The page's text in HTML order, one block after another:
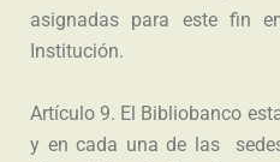
asignadas para este fin
Institución.
Artículo 9. El Bibliobanco
y en cada una de las